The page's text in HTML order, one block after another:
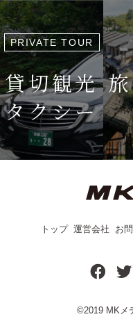
PRIVATE TOUR
貸切観光
タクシー
トップ 運営会社 お
©2019 MKメ